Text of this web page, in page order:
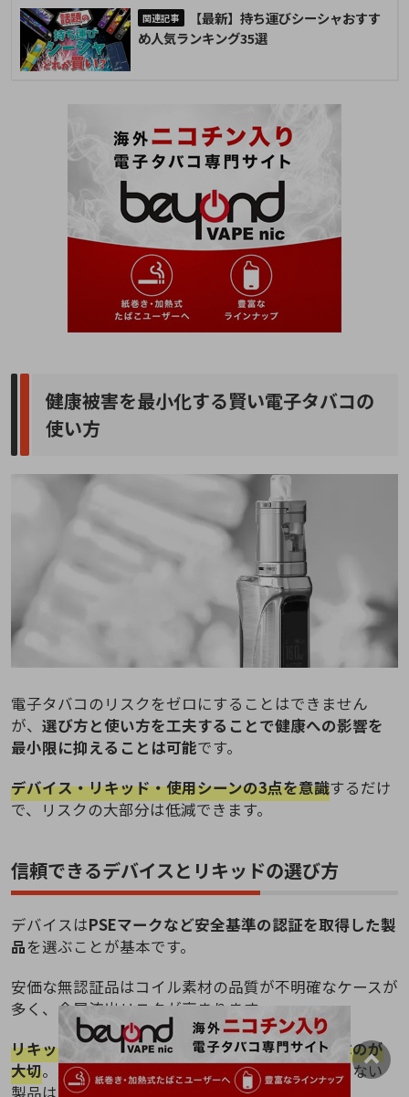
【最新】持ち運びシーシャおすす
め人気ランキング35選
健康被害を最小化する賢い電子タバコの
使い方
電子タバコのリスクをゼロにすることはできません
が、 選び方と使い方を工夫することで健康への影響を
最小限に抑えることは可能です。
デバイス・リキッド・使用シーンの3点を意識するだけ
で、リスクの大部分は低減できます。
信頼できるデバイスとリキッドの選び方
デバイスはPSEマークなど安全基準の認証を取得した製
品を選ぶことが基本です。
安価な無認証品はコイル素材の品質が不明確なケースが
多く、金属流出リスクが高まります。
リキッドは成分を開示している国内正規品を選ぶのが
大切。原産国・製造元・使用香料が明記されていない
製品は避けましょう。